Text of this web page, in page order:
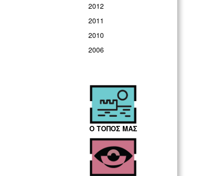
2012
2011
2010
2006
Ο ΤΟΠΟΣ ΜΑΣ